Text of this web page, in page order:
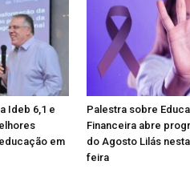
Ideb 6,1 e
em
Palestra sobre
Financeira abre
do Agosto Lilás
feira